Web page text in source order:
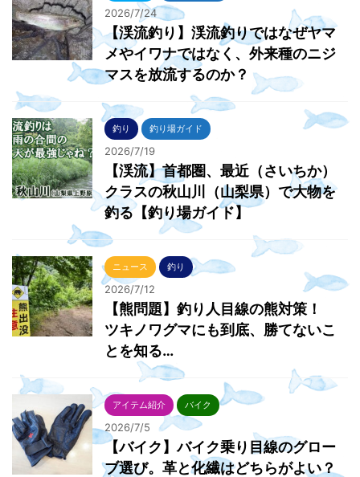
2026/7/24
【渓流釣り】渓流釣りではなぜヤマ
メやイワナではなく、外来種のニジ
マスを放流するのか？
釣り 釣り場ガイド
2026/7/19
【渓流】首都圏、最近（さいちか）
クラスの秋山川（山梨県）で大物を
釣る【釣り場ガイド】
ニュース 釣り
2026/7/12
【熊問題】釣り人目線の熊対策！
ツキノワグマにも到底、勝てないこ
とを知る…
アイテム紹介 バイク
2026/7/5
【バイク】バイク乗り目線のグロー
ブ選び。革と化繊はどちらがよい？